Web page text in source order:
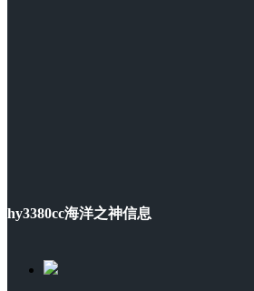
hy3380cc海洋之神信息